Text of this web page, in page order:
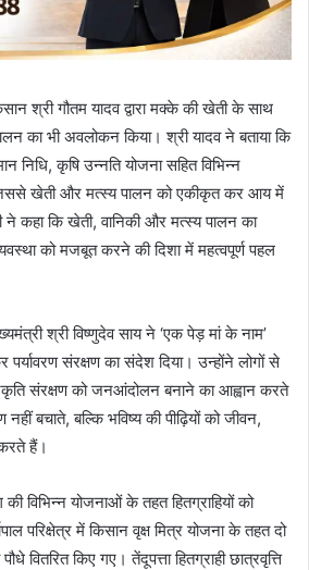
श्री गौतम यादव द्वारा मक्के की खेती के साथ
का भी अवलोकन किया। श्री यादव ने बताया कि
निधि, कृषि उन्नति योजना सहित विभिन्न
खेती और मत्स्य पालन को एकीकृत कर आय में
ने कहा कि खेती, वानिकी और मत्स्य पालन का
को मजबूत करने की दिशा में महत्वपूर्ण पहल
श्री विष्णुदेव साय ने ‘एक पेड़ मां के नाम’
संरक्षण का संदेश दिया। उन्होंने लोगों से
संरक्षण को जनआंदोलन बनाने का आह्वान करते
बचाते, बल्कि भविष्य की पीढ़ियों को जीवन,
हैं।
विभिन्न योजनाओं के तहत हितग्राहियों को
परिक्षेत्र में किसान वृक्ष मित्र योजना के तहत दो
वितरित किए गए। तेंदूपत्ता हितग्राही छात्रवृत्ति